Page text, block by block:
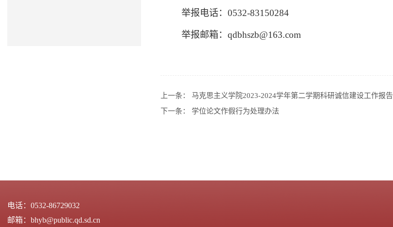
举报电话： 0532-83150284
举报邮箱： qdbhszb@163.com
上一条： 马克思主义学院2023-2024学年第二学期科研诚信建设工作报告
下一条： 学位论文作假行为处理办法
电话： 0532-86729032
邮箱： bhyb@public.qd.sd.cn